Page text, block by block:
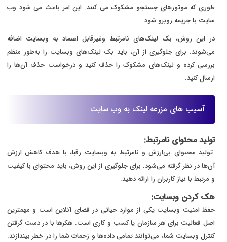
طوری که موتورهای جستجو مشکوک می کنند. این امر باعث می شود وب
سایت با جریمه روبرو شود.
در این روش، بک ‌لینک‌های نامرتبط وغیرقابل اعتماد به وبسایت اضافه
می‌شوند. برای جلوگیری از آن، باید بک ‌لینک‌های وبسایت را به‌طور منظم
بررسی کرده و لینک‌های مشکوک را حذف کنید و درخواست حذف آن‌ها را
ارسال کنید.
آسیب های مزرعه لینک به وب سایت
تولید محتوای نامرتبط:
تولید محتوای بی‌ارزش و نامرتبط به وبسایت رقبا، با هدف کاهش ارزش
آن‌ها در نظر گرفته می‌شود. برای جلوگیری از این روش، باید محتوای با کیفیت
و مرتبط با نیاز کاربران را ارائه دهید.
هک کردن وبسایت‌:
حفظ امنیت وبسایت یکی از موارد حیاتی در فضای آنلاین است و مهمترین
اصل فعالیت برای هر سازمان یا کسب و کاری است. هکرها با در دست گرفتن
کنترل وبسایت شما، می‌توانند تمامی داده‌ها و زحمات شما را در خطر بیندازند.